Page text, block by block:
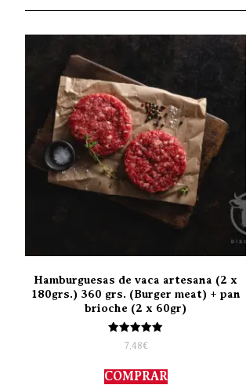
Hamburguesas de vaca artesana (2 x
180grs.) 360 grs. (Burger meat) + pan
brioche (2 x 60gr)
Valorado
con
de 5
7,48€
COMPRAR